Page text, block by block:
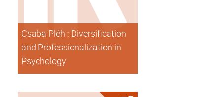
Csaba Pléh : Diversification
and Professionalization in
Psychology